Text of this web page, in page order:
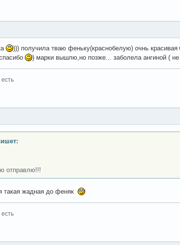
))) получила тваю феньку(краснобелую) очнь красивая
) марки вышлю,но позже... заболела ангиной (
отправлю!!!
такая жадная до феняк